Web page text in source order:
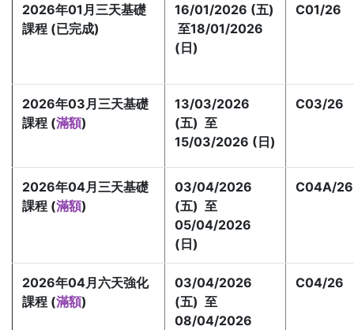
2026年01月 三天基礎
課程 (已完成)
16/01/2026 (五)
至18/01/2026
(日)
C01/26
2026年03月三天基礎
課程 (滿額)
13/03/2026
(五) 至
15/03/2026 (日)
C03/26
2026年04月三天基礎
課程 (滿額)
03/04/2026
(五) 至
05/04/2026
(日)
C04A/26
2026年04月六天強化
課程 (滿額)
03/04/2026
(五) 至
08/04/2026
C04/26